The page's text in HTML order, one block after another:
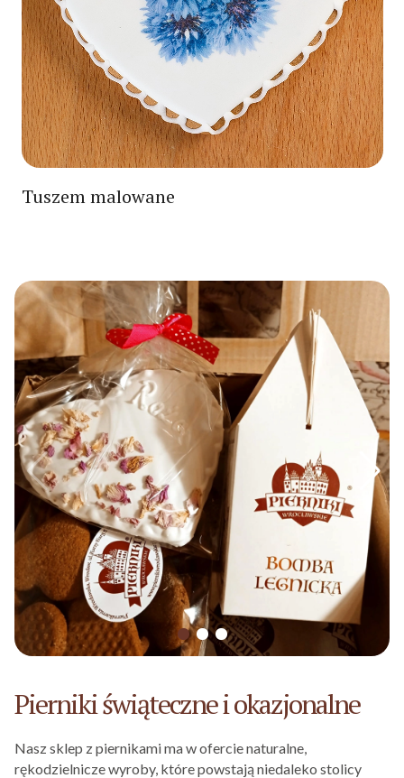
Tuszem malowane
Pierniki świąteczne i okazjonalne
Nasz sklep z piernikami ma w ofercie naturalne,
rękodzielnicze wyroby, które powstają niedaleko stolicy